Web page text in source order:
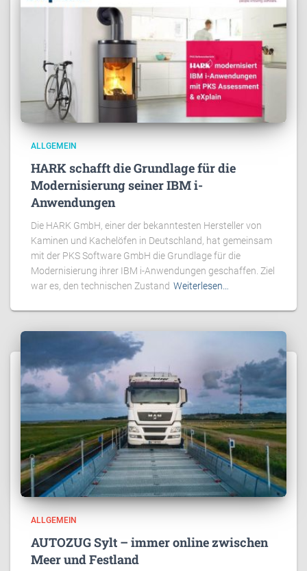
ALLGEMEIN
HARK schafft die Grundlage für die
Modernisierung seiner IBM i-
Anwendungen
Die HARK GmbH, einer der bekanntesten Hersteller von
Kaminen und Kachelöfen in Deutschland, hat gemeinsam
mit der PKS Software GmbH die Grundlage für die
Modernisierung ihrer IBM i-Anwendungen geschaffen. Ziel
war es, den technischen Zustand Weiterlesen…
ALLGEMEIN
AUTOZUG Sylt – immer online zwischen
Meer und Festland